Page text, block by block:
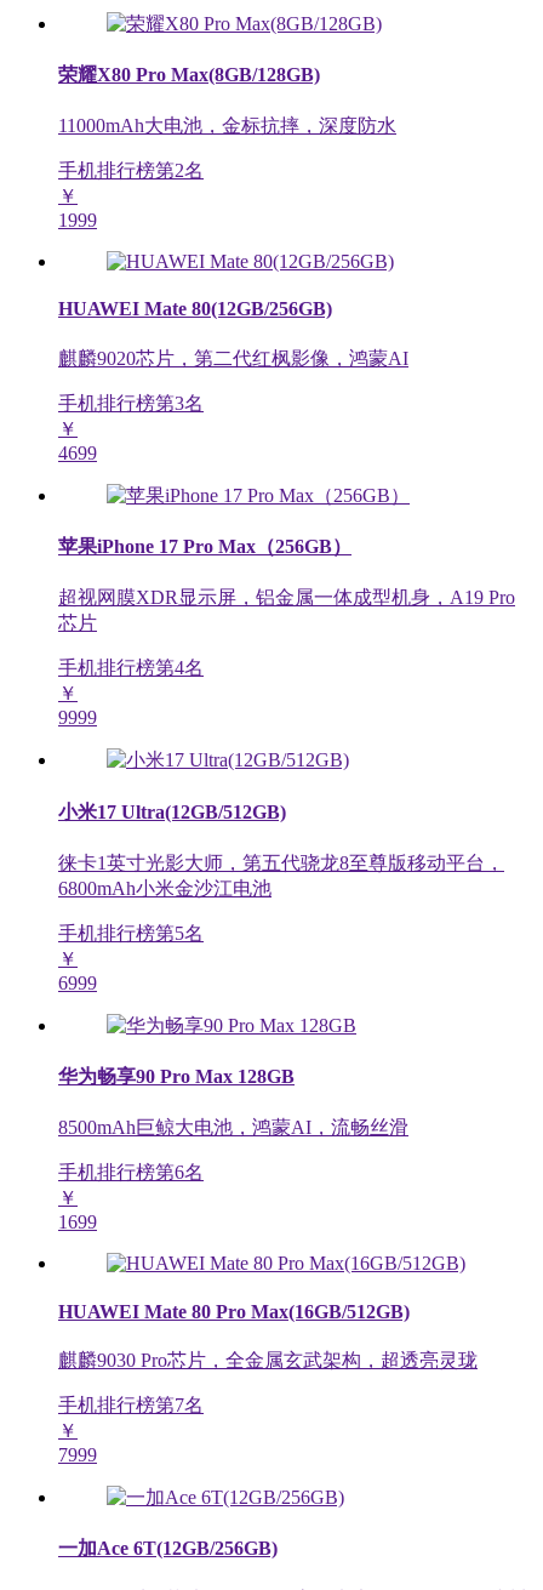
荣耀X80 Pro Max(8GB/128GB)
11000mAh大电池，金标抗摔，深度防水
手机排行榜第2名
￥
1999
HUAWEI Mate 80(12GB/256GB)
麒麟9020芯片，第二代红枫影像，鸿蒙AI
手机排行榜第3名
￥
4699
苹果iPhone 17 Pro Max（256GB）
超视网膜XDR显示屏，铝金属一体成型机身，A19 Pro
芯片
手机排行榜第4名
￥
9999
小米17 Ultra(12GB/512GB)
徕卡1英寸光影大师，第五代骁龙8至尊版移动平台，
6800mAh小米金沙江电池
手机排行榜第5名
￥
6999
华为畅享90 Pro Max 128GB
8500mAh巨鲸大电池，鸿蒙AI，流畅丝滑
手机排行榜第6名
￥
1699
HUAWEI Mate 80 Pro Max(16GB/512GB)
麒麟9030 Pro芯片，全金属玄武架构，超透亮灵珑
手机排行榜第7名
￥
7999
一加Ace 6T(12GB/256GB)